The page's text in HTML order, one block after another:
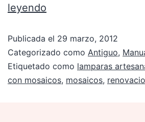
leyendo
Publicada el 29 marzo, 2012
Categorizado como Antiguo,
Etiquetado como lamparas
con mosaicos, mosaicos,